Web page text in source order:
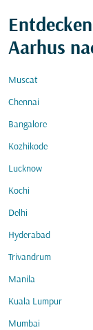
Aarhus
Muscat
Chennai
Bangalore
Kozhikode
Lucknow
Kochi
Delhi
Hyderabad
Trivandrum
Manila
Kuala Lumpur
Mumbai